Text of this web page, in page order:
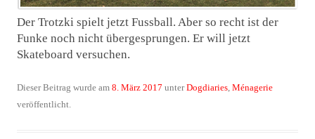
Der Trotzki spielt jetzt Fussball. Aber so recht ist der
Funke noch nicht übergesprungen. Er will jetzt
Skateboard versuchen.
Dieser Beitrag wurde am 8. März 2017 unterDogdiaries, Ménagerie
veröffentlicht.